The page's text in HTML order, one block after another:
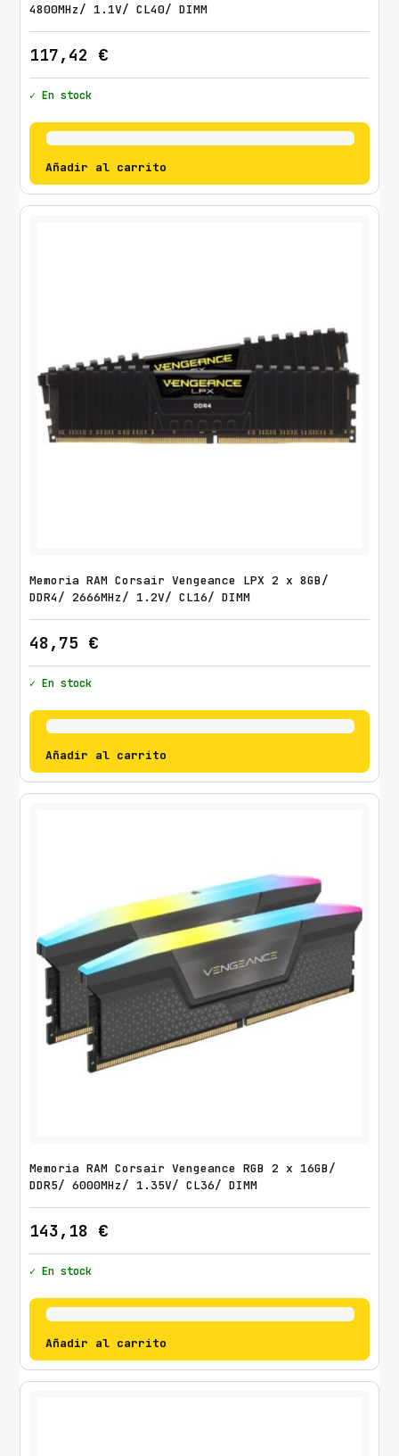
4800MHz/ 1.1V/ CL40/ DIMM
117,42 €
✓ En stock
Añadir al carrito
Memoria RAM Corsair Vengeance LPX 2 x 8GB/
DDR4/ 2666MHz/ 1.2V/ CL16/ DIMM
48,75 €
✓ En stock
Añadir al carrito
Memoria RAM Corsair Vengeance RGB 2 x 16GB/
DDR5/ 6000MHz/ 1.35V/ CL36/ DIMM
143,18 €
✓ En stock
Añadir al carrito